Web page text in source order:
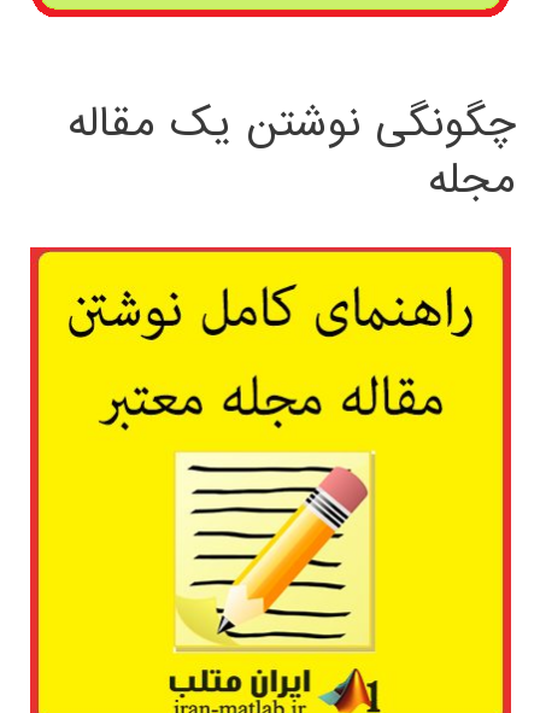
چگونگی نوشتن یک مقاله
مجله